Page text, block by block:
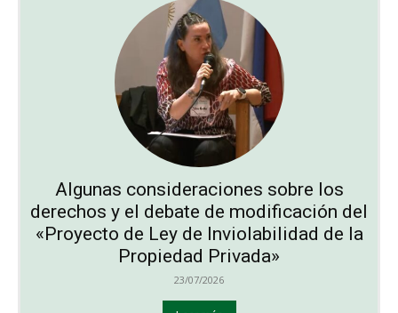
Algunas consideraciones sobre los
derechos y el debate de modificación del
«Proyecto de Ley de Inviolabilidad de la
Propiedad Privada»
23/07/2026